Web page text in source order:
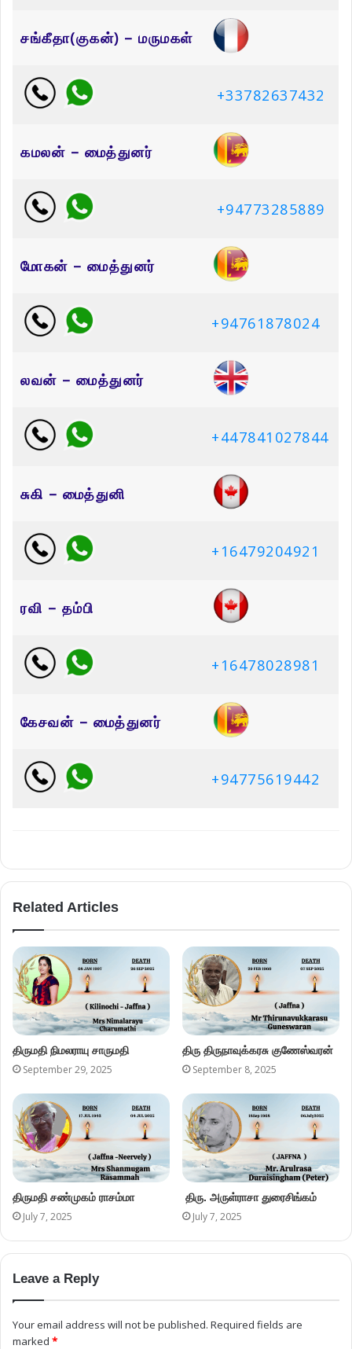
சங்கீதா(குகன்) – மருமகள்
+33782637432
கமலன் – மைத்துனர்
+94773285889
மோகன் – மைத்துனர்
+94761878024
லவன் – மைத்துனர்
+447841027844
சுகி – மைத்துனி
+16479204921
ரவி – தம்பி
+16478028981
கேசவன் – மைத்துனர்
+94775619442
Related Articles
திருமதி நிமலராயு சாருமதி
September 29, 2025
திரு திருநாவுக்கரசு குணேஸ்வரன்
September 8, 2025
திருமதி சண்முகம் ராசம்மா
July 7, 2025
திரு. அருள்ராசா துரைசிங்கம்
July 7, 2025
Leave a Reply
Your email address will not be published. Required fields are
marked *